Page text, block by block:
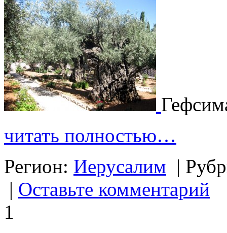
читать полностью…
Регион: Иерусалим |
| Оставьте комментарий
1